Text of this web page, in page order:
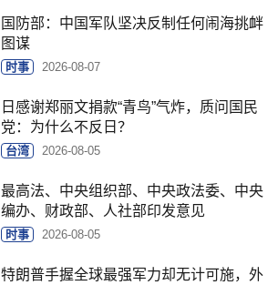
国防部：中国军队坚决反制任何闹海挑衅
图谋
时事 2026-08-07
日感谢郑丽文捐款“青鸟”气炸，质问国民
党：为什么不反日？
台湾 2026-08-05
最高法、中央组织部、中央政法委、中央
编办、财政部、人社部印发意见
时事 2026-08-05
特朗普手握全球最强军力却无计可施，外